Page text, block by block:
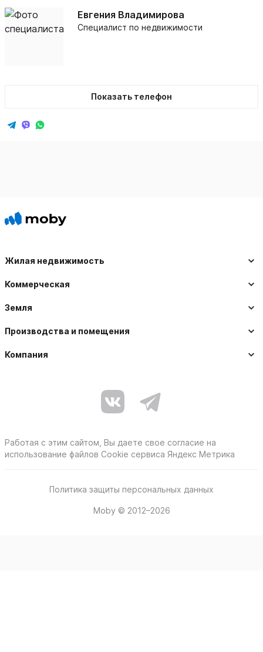
Евгения Владимирова
Специалист по недвижимости
Показать телефон
Жилая недвижимость
Коммерческая
Земля
Производства и помещения
Компания
Работая с этим сайтом, Вы даете свое согласие на
использование файлов Cookie сервиса Яндекс Метрика
Политика защиты персональных данных
Moby © 2012–2026